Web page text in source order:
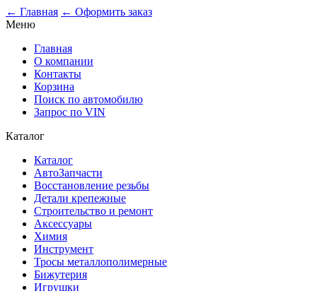
← Главная ← Оформить заказ
Меню
Главная
О компании
Контакты
Корзина
Поиск по автомобилю
Запрос по VIN
Каталог
Каталог
АвтоЗапчасти
Восстановление резьбы
Детали крепежные
Строительство и ремонт
Аксессуары
Химия
Инструмент
Тросы металлополимерные
Бижутерия
Игрушки